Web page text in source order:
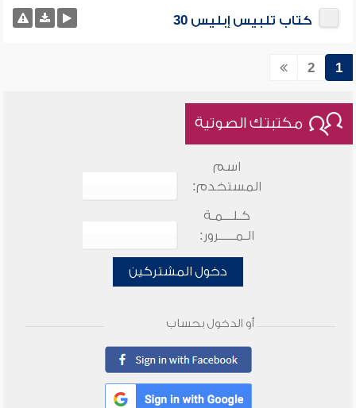
كتاب تلبيس إبليس 30
1
2
مكتبتك الصوتية
اسم
المستخدم:
كـلـــمـة
الـمـــــرور:
دخول المشتركين
أو الدخول بحساب